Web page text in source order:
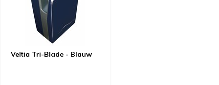
Veltia Tri-Blade - Blauw